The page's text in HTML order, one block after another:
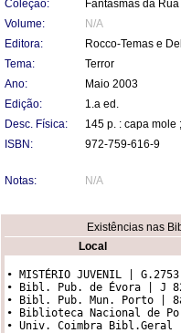
Coleção:
Fantasmas da
Volume:
N/A
Editora:
Rocco-Temas e
Tema:
Terror
Ano:
Maio 2003
Edição:
1.a ed.
Desc. Física:
145 p. : capa mole
ISBN:
972-759-616-9
Notas: N/A
Existências nas
Local
• MISTÉRIO JUVENIL | G.2753
• Bibl. Pub. de Évora | J
• Bibl. Pub. Mun. Porto |
• Biblioteca Nacional de
• Univ. Coimbra Bibl.Geral